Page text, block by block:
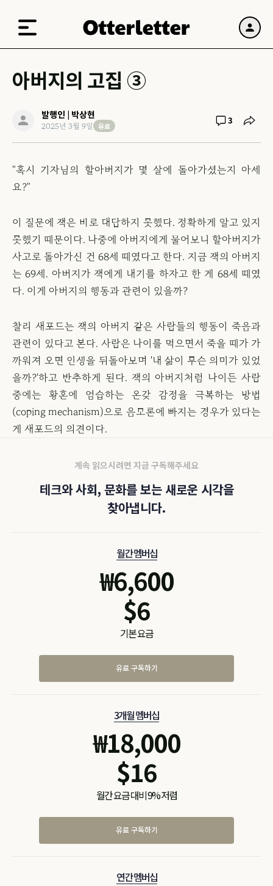
아버지의 고집 ③
발행인 | 박상현
2025년 3월 9일 유료 3
"혹시 기자님의 할아버지가 몇 살에 돌아가셨는지 아세
요?"
이 질문에 잭은 바로 대답하지 못했다. 정확하게 알고 있지
못했기 때문이다. 나중에 아버지에게 물어보니 할아버지가
사고로 돌아가신 건 68세 때였다고 한다. 지금 잭의 아버지
는 69세. 아버지가 잭에게 내기를 하자고 한 게 68세 때였
다. 이게 아버지의 행동과 관련이 있을까?
찰리 새포드는 잭의 아버지 같은 사람들의 행동이 죽음과
관련이 있다고 본다. 사람은 나이를 먹으면서 죽을 때가 가
까워져 오면 인생을 뒤돌아보며 '내 삶이 무슨 의미가 있었
을까?'하고 반추하게 된다. 잭의 아버지처럼 나이든 사람
중에는 황혼에 엄습하는 온갖 감정을 극복하는 방법
(coping mechanism)으로 음모론에 빠지는 경우가 있다는
게 새포드의 의견이다.
계속 읽으시려면 지금 구독해주세요
테크와 사회, 문화를 보는 새로운 시각을
찾아냅니다.
월간 멤버십
₩6,600
$6
기본 요금
유료 구독하기
3개월 멤버십
₩18,000
$16
월간 요금 대비 9% 저렴
유료 구독하기
연간 멤버십